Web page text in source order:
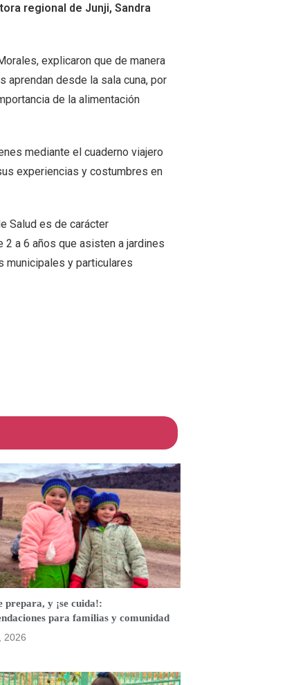
regional de Junji, Sandra
explicaron que de manera
aprendan desde la sala cuna, por
de la alimentación
mediante el cuaderno viajero
experiencias y costumbres en
Salud es de carácter
a 6 años que asisten a jardines
municipales y particulares
prepara, y ¡se cuida!:
para familias y comunidad
2026